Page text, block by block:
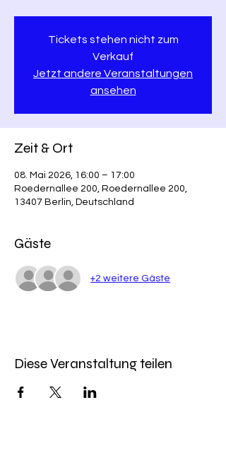
Tickets stehen nicht zum
Verkauf
Jetzt andere Veranstaltungen
ansehen
Zeit & Ort
08. Mai 2026, 16:00 – 17:00
Roedernallee 200, Roedernallee 200,
13407 Berlin, Deutschland
Gäste
+2 weitere Gäste
Diese Veranstaltung teilen